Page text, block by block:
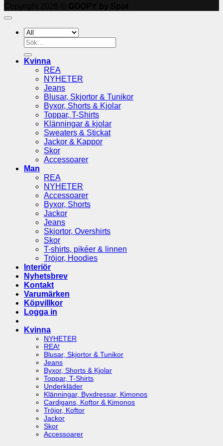
Sök
efter:
Kvinna
REA
NYHETER
Jeans
Blusar, Skjortor & Tunikor
Byxor, Shorts & Kjolar
Toppar, T-Shirts
Klänningar & kjolar
Sweaters & Stickat
Jackor & Kappor
Skor
Accessoarer
Man
REA
NYHETER
Accessoarer
Byxor, Shorts
Jackor
Jeans
Skjortor, Overshirts
Skor
T-shirts, pikéer & linnen
Tröjor, Hoodies
Interiör
Nyhetsbrev
Kontakt
Varumärken
Köpvillkor
Logga in
Kvinna
NYHETER
REA!
Blusar, Skjortor & Tunikor
Jeans
Byxor, Shorts & Kjolar
Toppar, T-Shirts
Underkläder
Klänningar, Byxdressar, Kimonos
Cardigans, Koftor & Kimonos
Tröjor, Koftor
Jackor
Skor
Accessoarer